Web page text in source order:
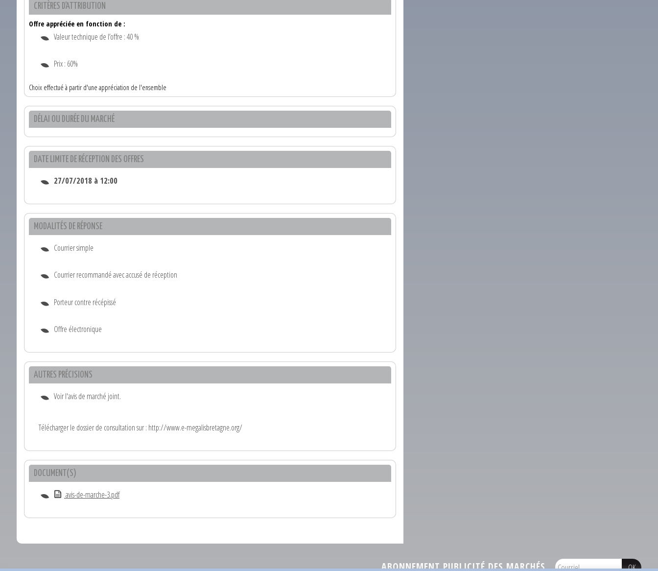
CRITÈRES D'ATTRIBUTION
Offre appréciée en fonction de :
Valeur technique de l’offre : 40 %
Prix : 60%
Choix effectué à partir d'une appréciation de l'ensemble
DÉLAI OU DURÉE DU MARCHÉ
DATE LIMITE DE RÉCEPTION DES OFFRES
27/07/2018 à 12:00
MODALITÉS DE RÉPONSE
Courrier simple
Courrier recommandé avec accusé de réception
Porteur contre récépissé
Offre électronique
AUTRES PRÉCISIONS
Voir l'avis de marché joint.
Télécharger le dossier de consultation sur : http://www.e-megalisbretagne.org/
DOCUMENT(S)
avis-de-marche-3.pdf
ABONNEMENT PUBLICITÉ DES MARCHÉS